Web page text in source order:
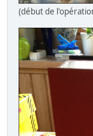
(début de